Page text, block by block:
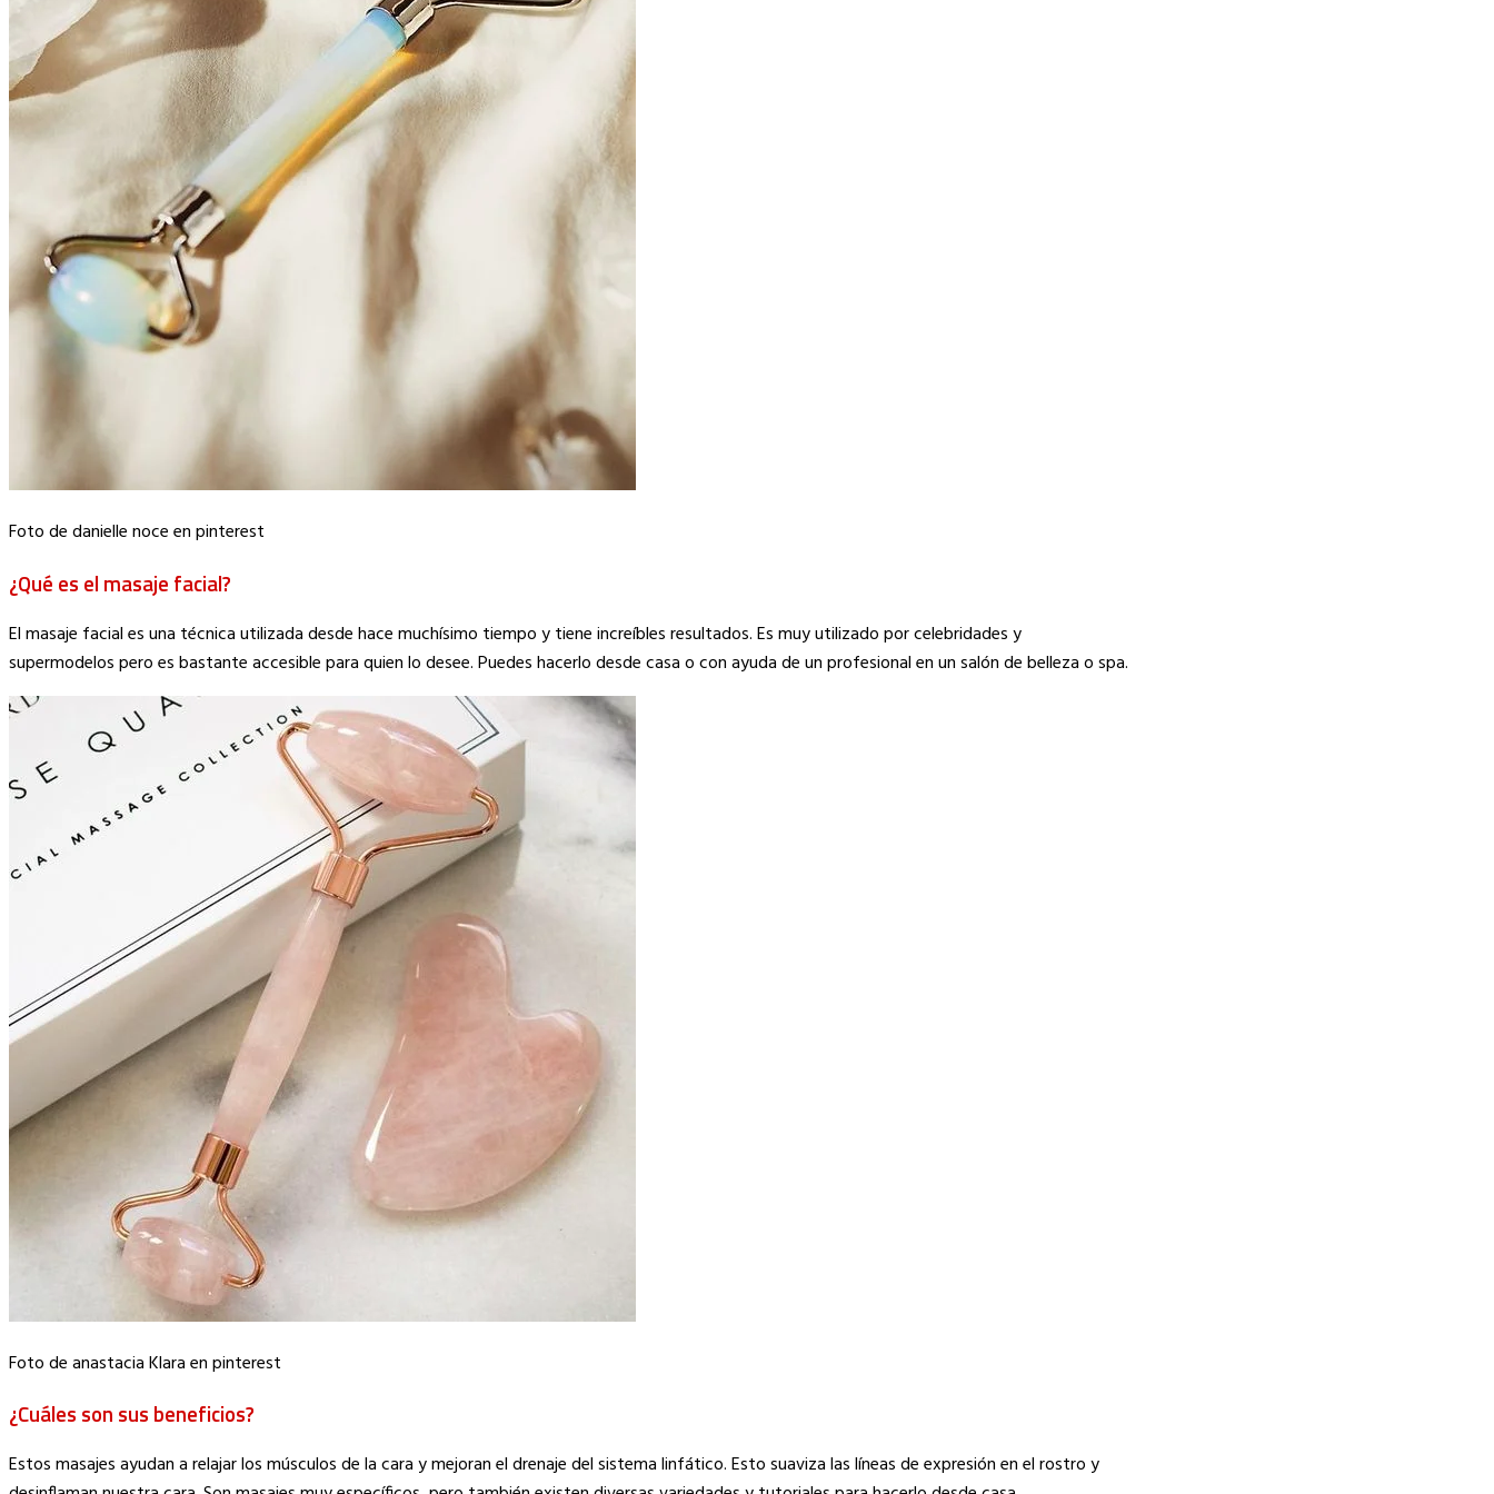
Foto de danielle noce en pinterest
¿Qué es el masaje facial?
El masaje facial es una técnica utilizada desde hace muchísimo tiempo y tiene increíbles resultados. Es muy utilizado por celebridades y
supermodelos pero es bastante accesible para quien lo desee. Puedes hacerlo desde casa o con ayuda de un profesional en un salón de belleza o spa.
Foto de anastacia Klara en pinterest
¿Cuáles son sus beneficios?
Estos masajes ayudan a relajar los músculos de la cara y mejoran el drenaje del sistema linfático. Esto suaviza las líneas de expresión en el rostro y